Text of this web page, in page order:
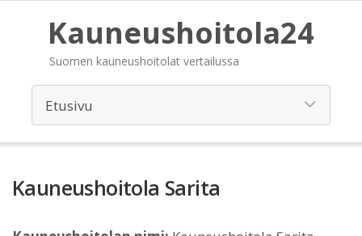
Kauneushoitola24
Suomen kauneushoitolat vertailussa
Kauneushoitola Sarita